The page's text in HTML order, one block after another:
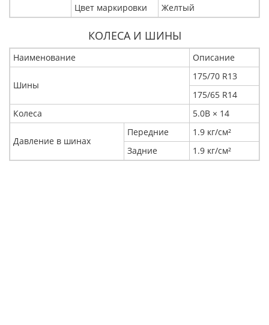
Цвет маркировки Желтый
КОЛЕСА И ШИНЫ
Наименование Описание
Шины
175/70 R13
175/65 R14
Колеса
5.0В × 14
Давление в шинах
Передние
1.9 кг/см²
Задние
1.9 кг/см²